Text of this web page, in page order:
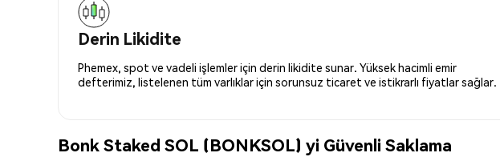
Derin Likidite
Phemex, spot ve vadeli işlemler için derin likidite sunar. Yüksek hacimli emir
defterimiz, listelenen tüm varlıklar için sorunsuz ticaret ve istikrarlı fiyatlar sağlar.
Bonk Staked SOL (BONKSOL) yi Güvenli Saklama